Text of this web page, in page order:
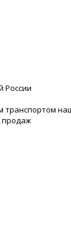
России
транспортом
продаж